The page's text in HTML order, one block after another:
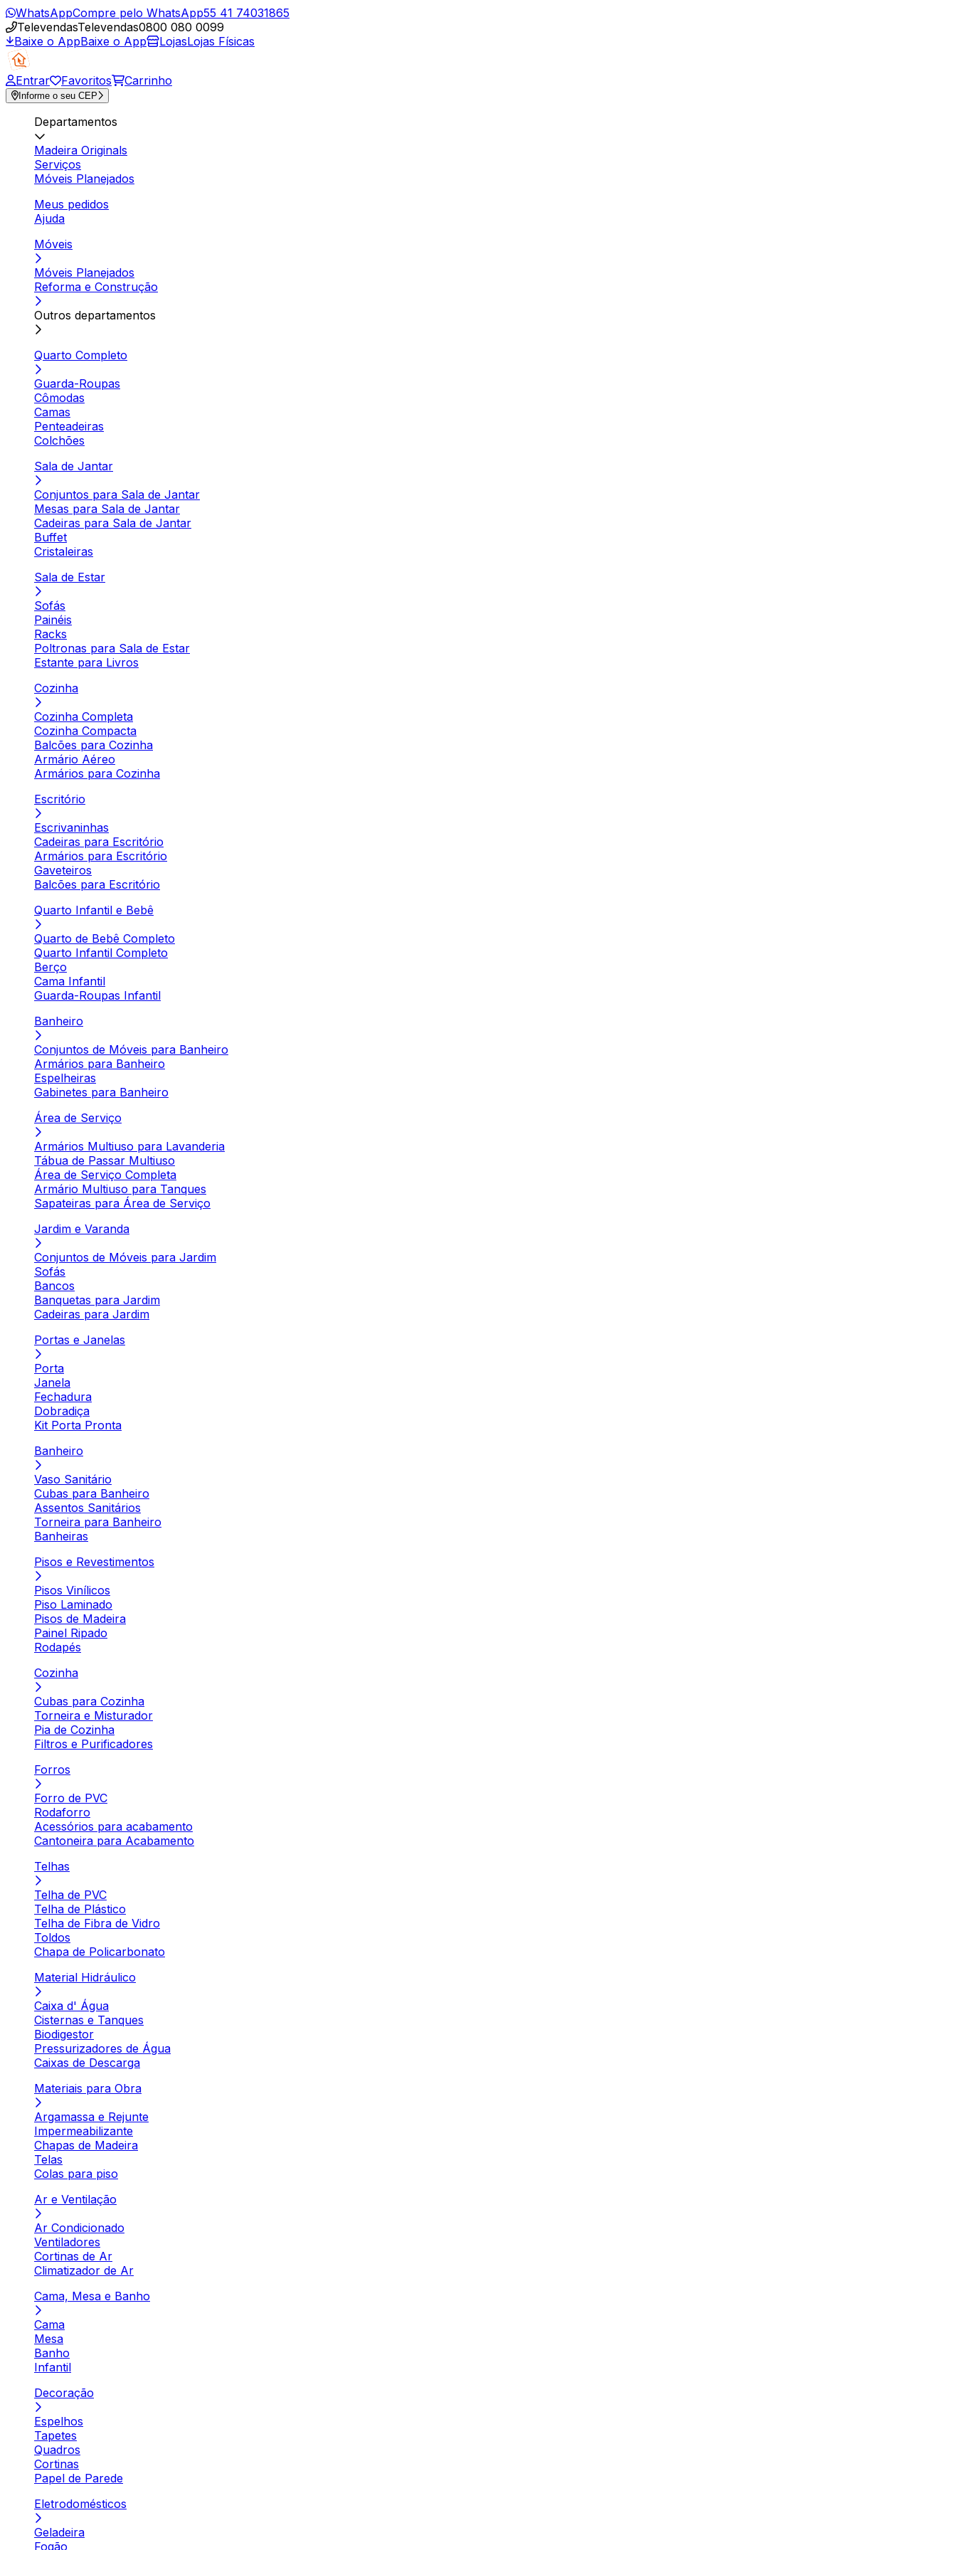
WhatsAppCompre pelo WhatsApp55 41 74031865
TelevendasTelevendas0800 080 0099
Baixe o AppBaixe o App LojasLojas Físicas
Entrar Favoritos Carrinho
Informe o seu CEP
Departamentos
Madeira Originals
Serviços
Móveis Planejados
Meus pedidos
Ajuda
Móveis
Móveis Planejados
Reforma e Construção
Outros departamentos
Quarto Completo
Guarda-Roupas
Cômodas
Camas
Penteadeiras
Colchões
Sala de Jantar
Conjuntos para Sala de Jantar
Mesas para Sala de Jantar
Cadeiras para Sala de Jantar
Buffet
Cristaleiras
Sala de Estar
Sofás
Painéis
Racks
Poltronas para Sala de Estar
Estante para Livros
Cozinha
Cozinha Completa
Cozinha Compacta
Balcões para Cozinha
Armário Aéreo
Armários para Cozinha
Escritório
Escrivaninhas
Cadeiras para Escritório
Armários para Escritório
Gaveteiros
Balcões para Escritório
Quarto Infantil e Bebê
Quarto de Bebê Completo
Quarto Infantil Completo
Berço
Cama Infantil
Guarda-Roupas Infantil
Banheiro
Conjuntos de Móveis para Banheiro
Armários para Banheiro
Espelheiras
Gabinetes para Banheiro
Área de Serviço
Armários Multiuso para Lavanderia
Tábua de Passar Multiuso
Área de Serviço Completa
Armário Multiuso para Tanques
Sapateiras para Área de Serviço
Jardim e Varanda
Conjuntos de Móveis para Jardim
Sofás
Bancos
Banquetas para Jardim
Cadeiras para Jardim
Portas e Janelas
Porta
Janela
Fechadura
Dobradiça
Kit Porta Pronta
Banheiro
Vaso Sanitário
Cubas para Banheiro
Assentos Sanitários
Torneira para Banheiro
Banheiras
Pisos e Revestimentos
Pisos Vinílicos
Piso Laminado
Pisos de Madeira
Painel Ripado
Rodapés
Cozinha
Cubas para Cozinha
Torneira e Misturador
Pia de Cozinha
Filtros e Purificadores
Forros
Forro de PVC
Rodaforro
Acessórios para acabamento
Cantoneira para Acabamento
Telhas
Telha de PVC
Telha de Plástico
Telha de Fibra de Vidro
Toldos
Chapa de Policarbonato
Material Hidráulico
Caixa d' Água
Cisternas e Tanques
Biodigestor
Pressurizadores de Água
Caixas de Descarga
Materiais para Obra
Argamassa e Rejunte
Impermeabilizante
Chapas de Madeira
Telas
Colas para piso
Ar e Ventilação
Ar Condicionado
Ventiladores
Cortinas de Ar
Climatizador de Ar
Cama, Mesa e Banho
Cama
Mesa
Banho
Infantil
Decoração
Espelhos
Tapetes
Quadros
Cortinas
Papel de Parede
Eletrodomésticos
Geladeira
Fogão